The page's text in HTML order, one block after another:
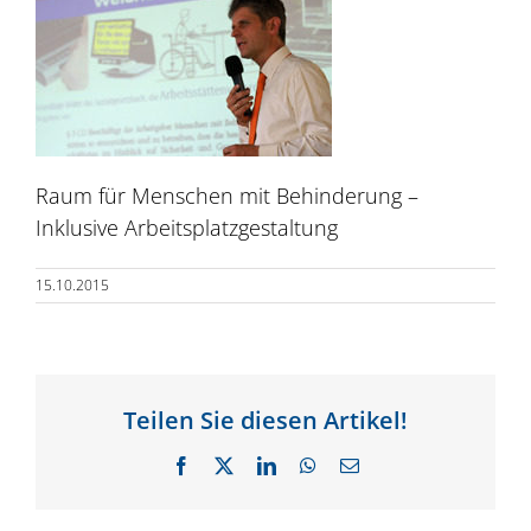
Raum für Menschen mit Behinderung –
Inklusive Arbeitsplatzgestaltung
15.10.2015
Teilen Sie diesen Artikel!
Facebook LinkedInWhatsApp
E-